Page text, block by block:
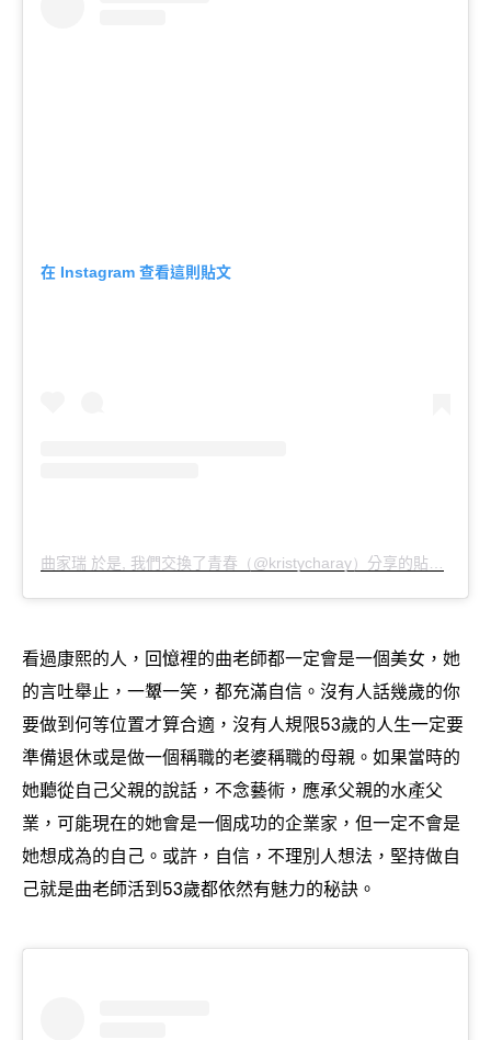
在 Instagram 查看這則貼文
曲家瑞 於是 我們交換了青春 （@kristycharay） 分享的貼文
看過康熙的人 ， 回憶裡的曲老師都一定會是一個美女 ， 她
的言吐舉止 ， 一顰一笑 ， 都充滿自信。沒有人話幾歲的你
要做到何等位置才算合適 ， 沒有人規限53歲的人生一定要
準備退休或是做一個稱職的老婆稱職的母親。如果當時的
她聽從自己父親的說話 ， 不念藝術 ， 應承父親的水產父
業 ， 可能現在的她會是一個成功的企業家 ， 但一定不會是
她想成為的自己。或許 ， 自信 ， 不理別人想法 ， 堅持做自
己就是曲老師活到53歲都依然有魅力的秘訣。